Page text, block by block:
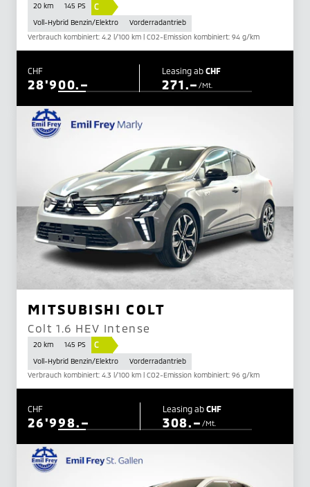
20 km 145 PS C
Voll-Hybrid Benzin/Elektro
Vorderradantrieb
Verbrauch kombiniert: 4.2 l/100 km | CO2-Emission kombiniert: 94 g/km
CHF
28'900.–
Leasing abCHF
271.–/Mt.
MITSUBISHI COLT
Colt 1.6 HEV Intense
20 km 145 PS C
Voll-Hybrid Benzin/Elektro
Vorderradantrieb
Verbrauch kombiniert: 4.3 l/100 km | CO2-Emission kombiniert: 96 g/km
CHF
26'998.–
Leasing ab CHF
308.– /Mt.